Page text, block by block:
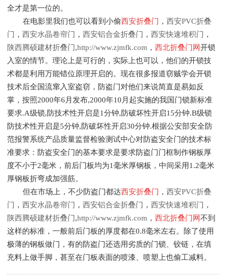
全才是第一位的。
在电影里我们也可以看到小偷西安折叠门 ，西安PVC折叠
门 ，西安水晶卷帘门 ，西安铝合金折叠门 ，西安快速堆积门 ，
陕西腾硕建材折叠门,http://www.zjmfk.com ，西北折叠门网开锁
入室的情节。理论上是可行的，实际上也可以，他们的开锁技
术都是利用万能错位原理开启的。现在很多报道窃贼学会开锁
技术后全国流窜入室盗窃，防盗门对他们来说简直是易如反
掌，按照2000年6月发布,2000年10月起实施的我国门锁新标准
要求.A级锁,防技术性开启是1分钟,防破坏性开启15分钟.B级锁
防技术性开启是5分钟,防破坏性开启30分钟.根据公安部安全防
范报警系统产品质量监督检验测试中心对防盗安全门的技术标
准要求：防盗安全门的基本要求是要求防盗门门框制作钢板厚
度不小于2毫米，前后门板均为1毫米厚钢板，中间采用1.2毫米
厚钢板折弯成加强筋。
但在市场上，不少防盗门都达西安折叠门 ，西安PVC折叠
门 ，西安水晶卷帘门 ，西安铝合金折叠门 ，西安快速堆积门 ，
陕西腾硕建材折叠门,http://www.zjmfk.com ，西北折叠门网不到
这样的标准，一般前后门板的厚度都在0.8毫米左右。除了使用
极薄的钢板做门，有的防盗门还选用劣质的门锁、铰链，在填
充料上做手脚，甚至在门板表面的喷漆、喷塑上也偷工减料。